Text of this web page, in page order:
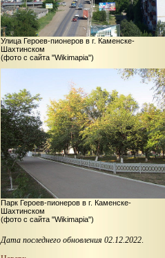
Улица Героев-пионеров в г. Каменске-
Шахтинском
(фото с сайта "Wikimapia")
Парк Героев-пионеров в г. Каменске-
Шахтинском
(фото с сайта "Wikimapia")
Дата последнего обновления 02.12.2022